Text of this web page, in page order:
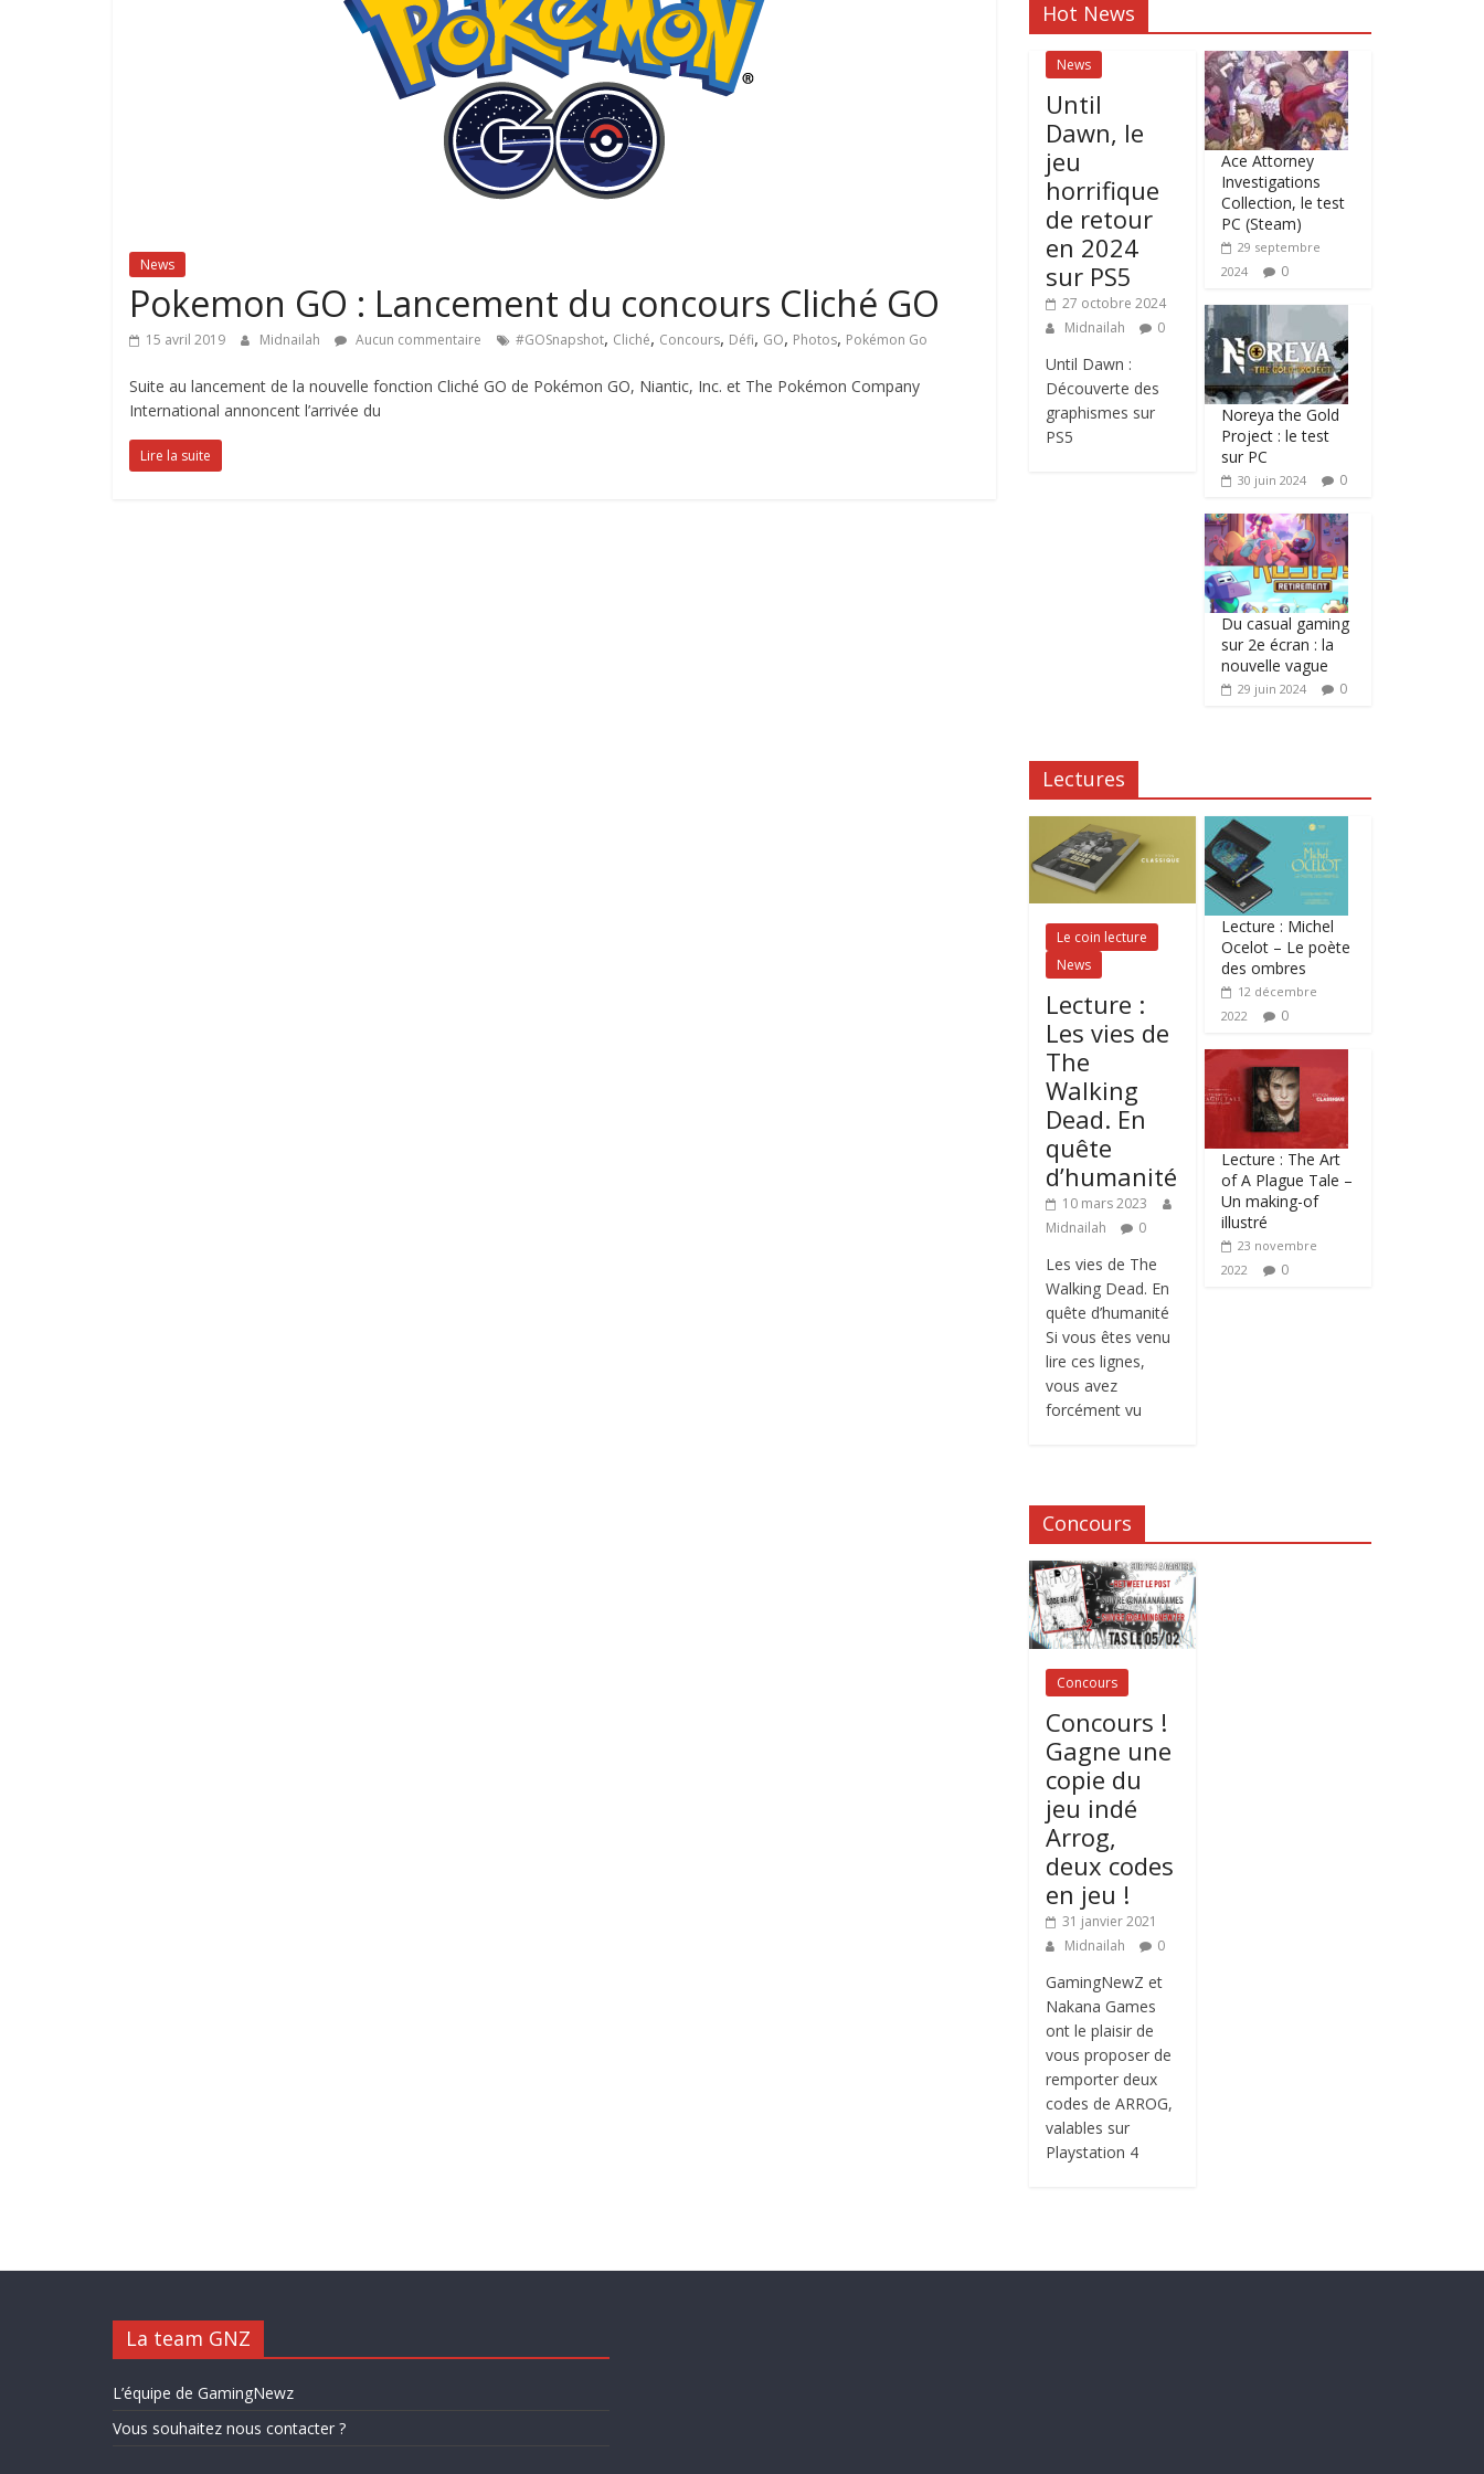
News
Pokemon GO : Lancement du concours Cliché GO
15 avril 2019 Midnailah Aucun commentaire #GOSnapshot, Cliché, Concours, Défi, GO, Photos, Pokémon Go
Suite au lancement de la nouvelle fonction Cliché GO de Pokémon GO, Niantic, Inc. et The Pokémon Company
International annoncent l’arrivée du
Lire la suite
Hot News
News
Until
Dawn, le
jeu
horrifique
de retour
en 2024
sur PS5
27 octobre 2024
Midnailah
0
Until Dawn :
Découverte des
graphismes sur
PS5
Ace Attorney
Investigations
Collection, le test
PC (Steam)
29 septembre
2024
0
Noreya the Gold
Project : le test
sur PC
30 juin 2024 0
Du casual gaming
sur 2e écran : la
nouvelle vague
29 juin 2024 0
Lectures
Le coin lecture
News
Lecture :
Les vies de
The
Walking
Dead. En
quête
d’humanité
10 mars 2023
Midnailah
0
Les vies de The
Walking Dead. En
quête d’humanité
Si vous êtes venu
lire ces lignes,
vous avez
forcément vu
Lecture : Michel
Ocelot – Le poète
des ombres
12 décembre
2022
0
Lecture : The Art
of A Plague Tale –
Un making-of
illustré
23 novembre
2022
0
Concours
Concours
Concours !
Gagne une
copie du
jeu indé
Arrog,
deux codes
en jeu !
31 janvier 2021
Midnailah
0
GamingNewZ et
Nakana Games
ont le plaisir de
vous proposer de
remporter deux
codes de ARROG,
valables sur
Playstation 4
La team GNZ
L’équipe de GamingNewz
Vous souhaitez nous contacter ?